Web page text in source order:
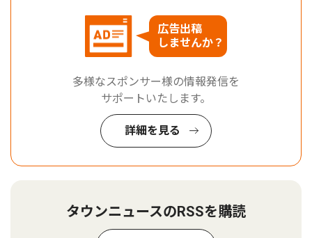
広告出稿
しませんか？
多様なスポンサー様の情報発信を
サポートいたします。
詳細を見る
タウンニュースのRSSを購読